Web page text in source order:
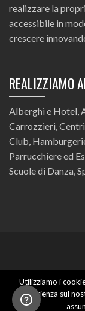
realizzare la
accessibile in
crescere
REALIZZIAMO
Alberghi e Hotel,
Carrozzieri,
Club,
Parrucchiere ed
Scuole di Danza,
VAT IT04167960402 -
Utilizziamo i
esperienza sul